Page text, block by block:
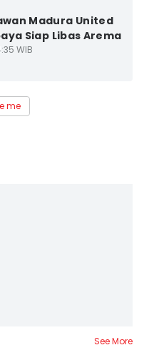
Madura United
Siap Libas Arema
WIB
me
See More